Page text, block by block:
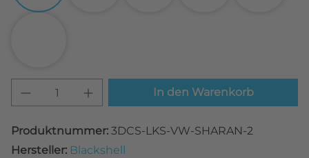
Produkt Anzahl: Gib denIn den Warenkorb
Produktnummer: 3DCS-LKS-VW-SHARAN-2
Hersteller: Blackshell